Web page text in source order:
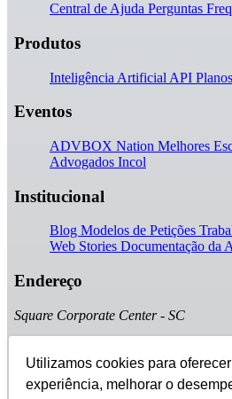
Utilizamos cookies para
experiência, melhorar o
Central de Ajuda Perguntas
Produtos
Inteligência Artificial API Planos
Eventos
ADVBOX Nation Melhores
Advogados Incol
Institucional
Blog Modelos de Petições
Web Stories Documentação da
Endereço
Square Corporate Center - SC
CEP 88032-005 - Florianópolis/SC